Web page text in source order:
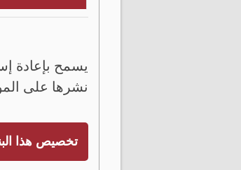
يسمح بإعادة
نشرها على
تخصيص هذا